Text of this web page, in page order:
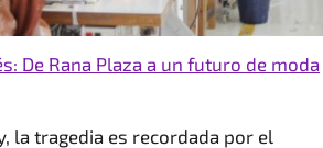
De Rana Plaza a un futuro de moda
la tragedia es recordada por el